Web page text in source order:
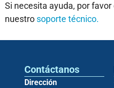
Si necesita ayuda, por
nuestro soporte técnico.
Contáctanos
Dirección